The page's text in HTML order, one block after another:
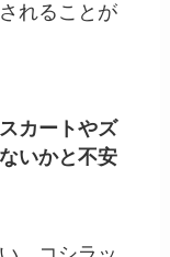
れることが
カートやズ
いかと不安